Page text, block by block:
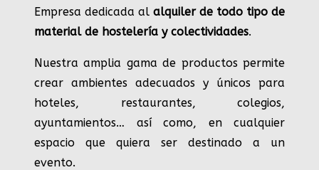
Empresa dedicada al alquiler de todo tipo de
material de hostelería y colectividades.
Nuestra amplia gama de productos permite
crear ambientes adecuados y únicos para
hoteles, restaurantes, colegios,
ayuntamientos… así como, en cualquier
espacio que quiera ser destinado a un
evento.